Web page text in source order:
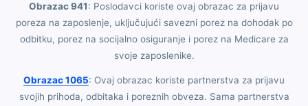
Obrazac 941: Poslodavci koriste ovaj obrazac za prijavu
poreza na zaposlenje, uključujući savezni porez na dohodak po
odbitku, porez na socijalno osiguranje i porez na Medicare za
svoje zaposlenike.
Obrazac 1065: Ovaj obrazac koriste partnerstva za prijavu
svojih prihoda, odbitaka i poreznih obveza. Sama partnerstva